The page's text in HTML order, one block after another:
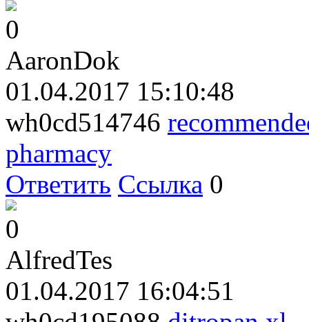
0
AaronDok
01.04.2017 15:10:48
wh0cd514746
pharmacy
Ответить Ссылка 0
0
AlfredTes
01.04.2017 16:04:51